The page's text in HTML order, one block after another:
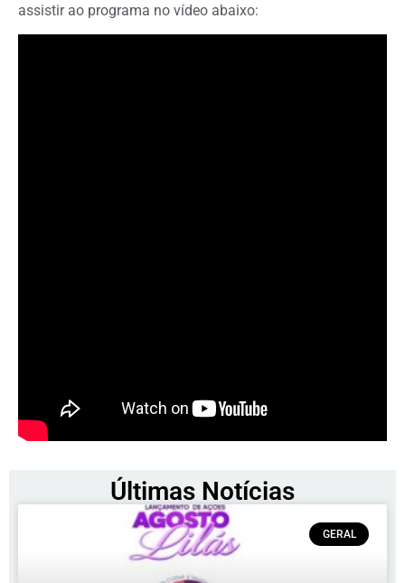
assistir ao programa no vídeo abaixo:
Últimas Notícias
GERAL